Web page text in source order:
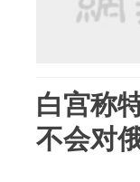
白宫称
不会对